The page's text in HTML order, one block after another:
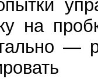
на
—